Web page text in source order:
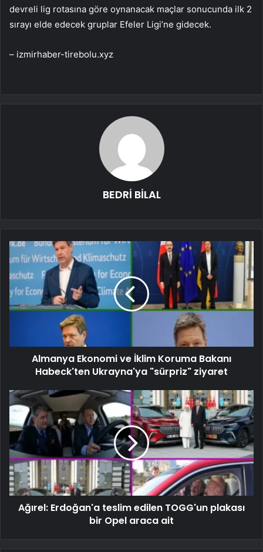
devreli lig rotasına göre oynanacak maçlar sonucunda ilk 2
sırayı elde edecek gruplar Efeler Ligi’ne gidecek.
– izmirhaber-tirebolu.xyz
BEDRİ BİLAL
Almanya Ekonomi ve İklim Koruma Bakanı
Habeck'ten Ukrayna'ya "sürpriz" ziyaret
Ağırel: Erdoğan'a teslim edilen TOGG'un plakası
bir Opel araca ait